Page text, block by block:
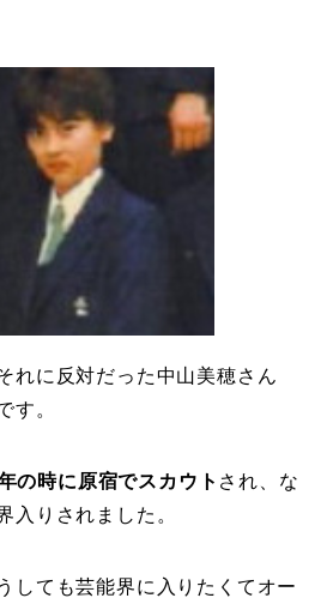
れに反対だった中山美穂さん
す。
の時に原宿でスカウト され、な
入りされました。
しても芸能界に入りたくてオー